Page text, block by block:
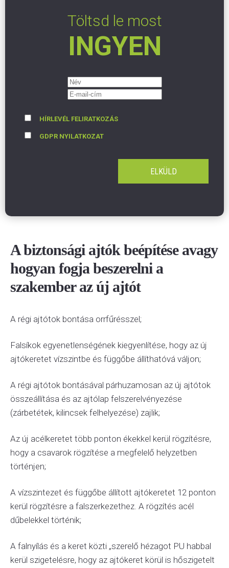
Töltsd le most
INGYEN
HÍRLEVÉL FELIRATKOZÁS
GDPR NYILATKOZAT
A biztonsági ajtók beépítése avagy
hogyan fogja beszerelni a
szakember az új ajtót
A régi ajtótok bontása orrfűrésszel;
Falsíkok egyenetlenségének kiegyenlítése, hogy az új
ajtókeretet vízszintbe és függőbe állíthatóvá váljon;
A régi ajtótok bontásával párhuzamosan az új ajtótok
összeállítása és az ajtólap felszerelvényezése
(zárbetétek, kilincsek felhelyezése) zajlik;
Az új acélkeretet több ponton ékekkel kerül rögzítésre,
hogy a csavarok rögzítése a megfelelő helyzetben
történjen;
A vízszintezet és függőbe állított ajtókeretet 12 ponton
kerül rögzítésre a falszerkezethez. A rögzítés acél
dűbelekkel történik;
A falnyílás és a keret közti „szerelő hézagot PU habbal
kerül szigetelésre, hogy az ajtókeret körül is hőszigetelt